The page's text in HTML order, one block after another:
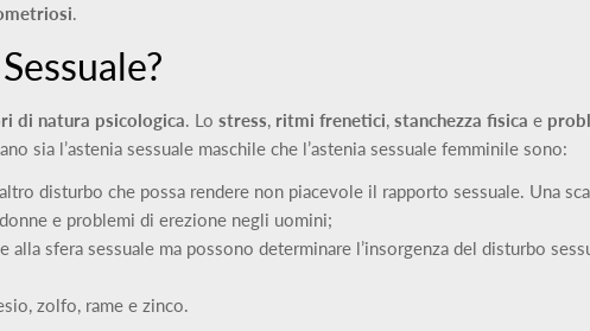
.
di natura psicologica. Lo stress, ritmi frenetici, stanchezza fisica e
sia l’astenia sessuale maschile che l’astenia sessuale femminile sono:
disturbo che possa rendere non piacevole il rapporto sessuale. Una
e problemi di erezione negli uomini;
alla sfera sessuale ma possono determinare l’insorgenza del disturbo
zolfo, rame e zinco.